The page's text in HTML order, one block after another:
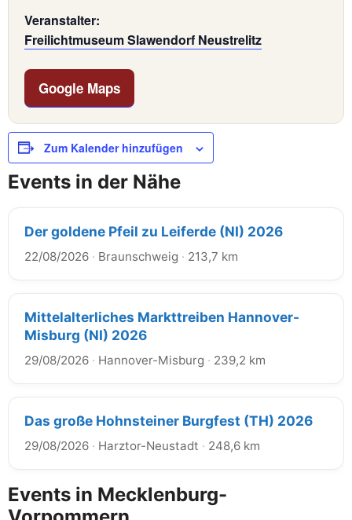
Veranstalter:
Freilichtmuseum Slawendorf Neustrelitz
Google Maps
Zum Kalender hinzufügen
Events in der Nähe
Der goldene Pfeil zu Leiferde (NI) 2026
22/08/2026 · Braunschweig · 213,7 km
Mittelalterliches Markttreiben Hannover-
Misburg (NI) 2026
29/08/2026 · Hannover-Misburg · 239,2 km
Das große Hohnsteiner Burgfest (TH) 2026
29/08/2026 · Harztor-Neustadt · 248,6 km
Events in Mecklenburg-